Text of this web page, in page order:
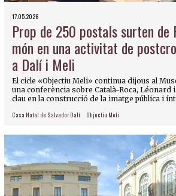
17.05.2026
Prop de 250 postals surten de
món en una activitat de
a Dalí i Meli
El cicle «Objectiu Meli» continua dijous al
una conferència sobre Català-Roca,
clau en la construcció de la imatge pública i
Casa Natal de Salvador Dalí Objectiu Meli